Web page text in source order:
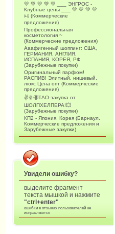
💛 💚 💛 💚 💛 ___ ЭНГРОС -
Клубные цены ___ 💚 💛 💚 💛
㈏ (Коммерческие
предложения)
Профессиональная
косметология ~
(Коммерческие предложения)
Ааафигенный шоппинг: США,
ГЕРМАНИЯ, АНГЛИЯ,
ИСПАНИЯ, КОРЕЯ, РФ
(Зарубежные покупки)
Оригинальный парфюм!
РАСПИВ! Элитный, нишевый,
люкс Цена опт (Коммерческие
предложения)
✌️🌞🤩ТАО-закупка от
ШОЛПХЕЛПЕРА!💥
(Зарубежные покупки)
КП2 - Япония, Корея (Барнаул.
Коммерческие предложения и
Зарубежные закупки)
Увидели ошибку?
выделите фрагмент
текста мышкой и нажмите
"ctrl+enter"
ошибки в отзывах пользователей не
исправляются